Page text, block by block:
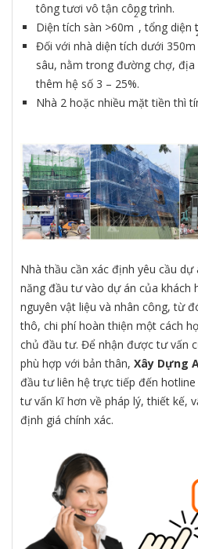
tông tươi vô tận công trình.
Diện tích sàn >60m
2
, tổng diện
Đối với nhà diện tích dưới 350m
sâu, nằm trong đường chợ,
thêm hệ số 3 – 25%.
Nhà 2 hoặc nhiều mặt tiền thì
Nhà thầu cần xác định yêu cầu dự
năng đầu tư vào dự án của khách
nguyên vật liệu và nhân công, từ
thô, chi phí hoàn thiện một cách
chủ đầu tư. Để nhận được tư vấn
phù hợp với bản thân, Xây Dựng
đầu tư liên hệ trực tiếp đến hotline
tư vấn kĩ hơn về pháp lý, thiết kế,
định giá chính xác.